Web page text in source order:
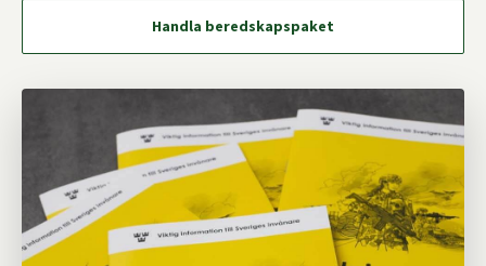
Handla beredskapspaket